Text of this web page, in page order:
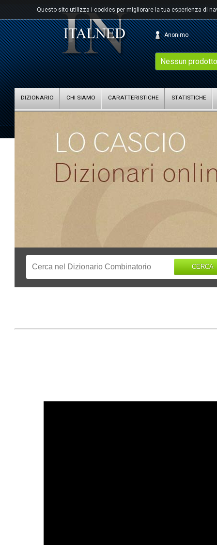
Questo sito utilizza i cookies per migliorare la tua esperienza di
Nessun
Anonimo
DIZIONARIO CHI SIAMO CARATTERISTICHE STATISTICHE
CERCA